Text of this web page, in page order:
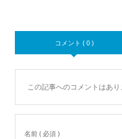
コメント ( 0 )
この記事へのコメントはあり
名前 ( 必須 )